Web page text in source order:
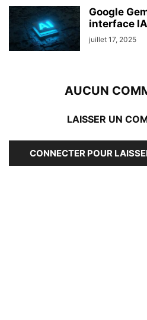
Google
interface
juillet 17, 2025
AUCUN
LAISSER UN
CONNECTER POUR